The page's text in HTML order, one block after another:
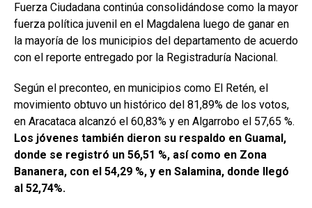
Fuerza Ciudadana continúa consolidándose como la mayor
fuerza política juvenil en el Magdalena luego de ganar en
la mayoría de los municipios del departamento de acuerdo
con el reporte entregado por la Registraduría Nacional.
Según el preconteo, en municipios como El Retén, el
movimiento obtuvo un histórico del 81,89% de los votos,
en Aracataca alcanzó el 60,83% y en Algarrobo el 57,65 %.
Los jóvenes también dieron su respaldo en Guamal,
donde se registró un 56,51 %, así como en Zona
Bananera, con el 54,29 %, y en Salamina, donde llegó
al 52,74%.